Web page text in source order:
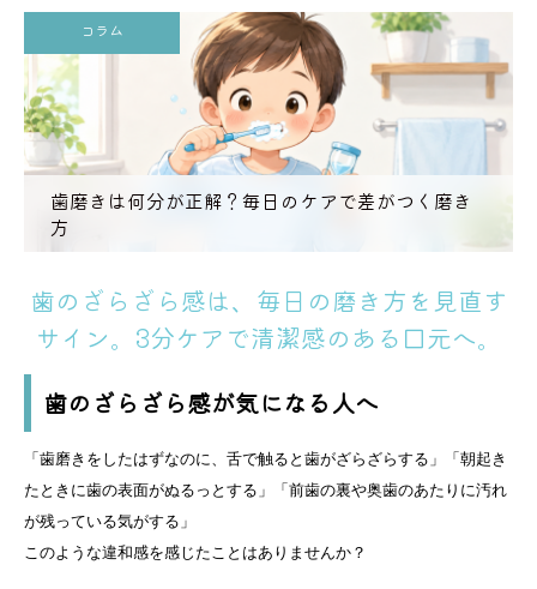
コラム
歯磨きは何分が正解？毎日のケアで差がつく磨き
方
歯のざらざら感は、毎日の磨き方を見直す
サイン。3分ケアで清潔感のある口元へ。
歯のざらざら感が気になる人へ
「歯磨きをしたはずなのに、舌で触ると歯がざらざらする」「朝起き
たときに歯の表面がぬるっとする」「前歯の裏や奥歯のあたりに汚れ
が残っている気がする」
このような違和感を感じたことはありませんか？